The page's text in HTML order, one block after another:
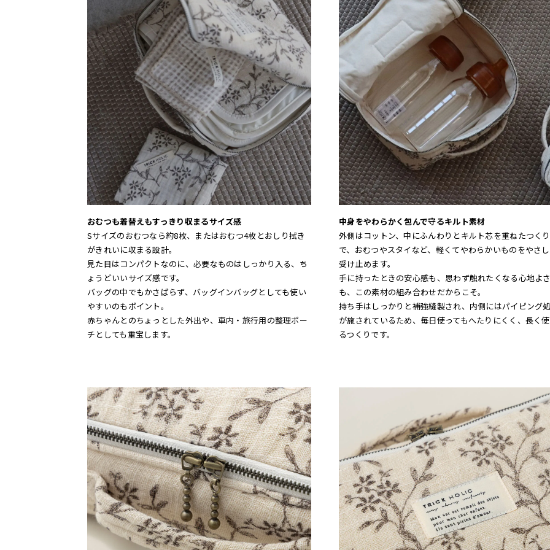
おむつも着替えもすっきり収まるサイズ感
Sサイズのおむつなら約8枚、またはおむつ4枚とおしり拭き
がきれいに収まる設計。
見た目はコンパクトなのに、必要なものはしっかり入る、ち
ょうどいいサイズ感です。
バッグの中でもかさばらず、バッグインバッグとしても使い
やすいのもポイント。
赤ちゃんとのちょっとした外出や、車内・旅行用の整理ポー
チとしても重宝します。
中身をやわらかく包んで守るキルト素材
外側はコットン、中にふんわりとキルト芯を重ねたつくり
で、おむつやスタイなど、軽くてやわらかいものをやさ
受け止めます。
手に持ったときの安心感も、思わず触れたくなる心地よ
も、この素材の組み合わせだからこそ。
持ち手はしっかりと補強縫製され、内側にはパイピング
が施されているため、毎日使ってもへたりにくく、長く
るつくりです。